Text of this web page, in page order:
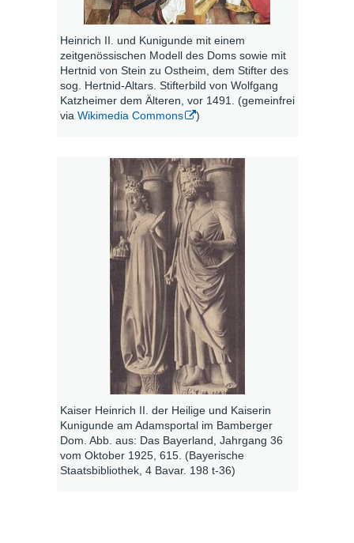
Heinrich II. und Kunigunde mit einem
zeitgenössischen Modell des Doms sowie mit
Hertnid von Stein zu Ostheim, dem Stifter des
sog. Hertnid-Altars. Stifterbild von Wolfgang
Katzheimer dem Älteren, vor 1491. (gemeinfrei
via Wikimedia Commons )
Kaiser Heinrich II. der Heilige und Kaiserin
Kunigunde am Adamsportal im Bamberger
Dom. Abb. aus: Das Bayerland, Jahrgang 36
vom Oktober 1925, 615. (Bayerische
Staatsbibliothek, 4 Bavar. 198 t-36)